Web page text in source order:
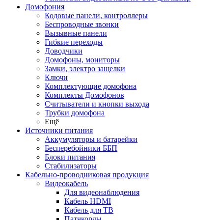
Домофония
Кодовые панели, контроллеры
Беспроводные звонки
Вызывные панели
Гибкие переходы
Доводчики
Домофоны, мониторы
Замки, электро защелки
Ключи
Комплектующие домофона
Комплекты Домофонов
Считыватели и кнопки выхода
Трубки домофона
Ещё
Источники питания
Аккумуляторы и батарейки
Бесперебойники ББП
Блоки питания
Стабилизаторы
Кабельно-проводниковая продукция
Видеокабель
Для видеонаблюдения
Кабель HDMI
Кабель для ТВ